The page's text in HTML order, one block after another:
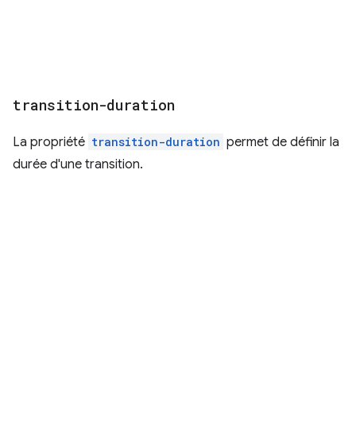
transition-duration
La propriété transition-duration permet de définir la
durée d'une transition.